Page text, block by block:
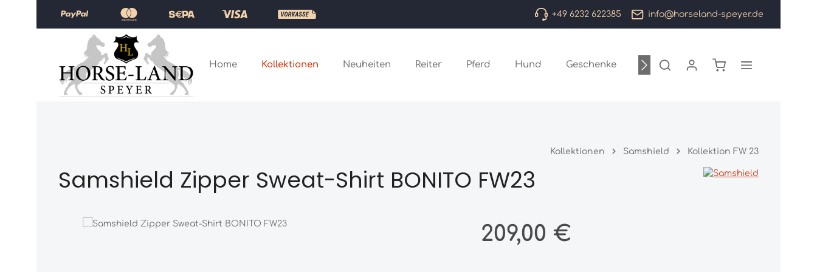
Zum Hauptinhalt springen
Zur Hauptnavigation springen +49 6232 622385 info@horseland-speyer.de
Home Kollektionen Neuheiten Reiter Pferd Hund Geschenke Sale % MarkenWarenkorb enthält
Kollektionen Samshield Kollektion FW 23
Samshield Zipper Sweat-Shirt BONITO FW23
Bildergalerie überspringen Regulärer Preis:
209,00 €